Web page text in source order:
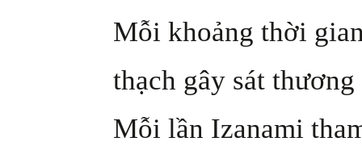
Mỗi khoảng thời
thạch gây sát
Mỗi lần Izanami